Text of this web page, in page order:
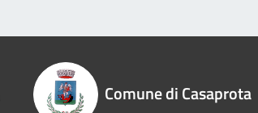
Comune di Casaprota